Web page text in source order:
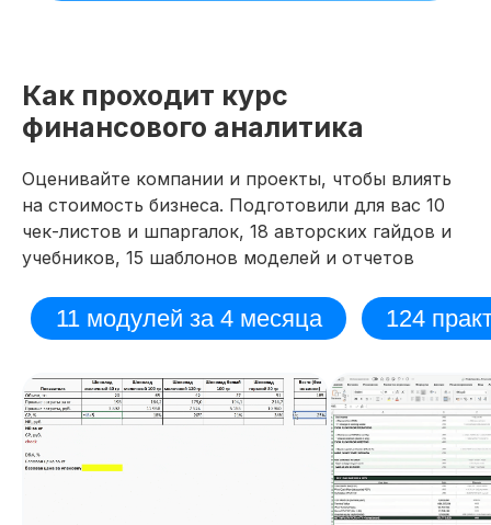
Как проходит курс
финансового аналитика
Оценивайте компании и проекты, чтобы влиять
на стоимость бизнеса. Подготовили для вас 10
чек-листов и шпаргалок, 18 авторских гайдов и
учебников, 15 шаблонов моделей и отчетов
образовательной деятельности
Вы получите официальное
удостоверение,
подтверждающее
Диплом о прохождении курса Удостоверение о
квалификации
Подробнее
Новая профессия
к сентябрю